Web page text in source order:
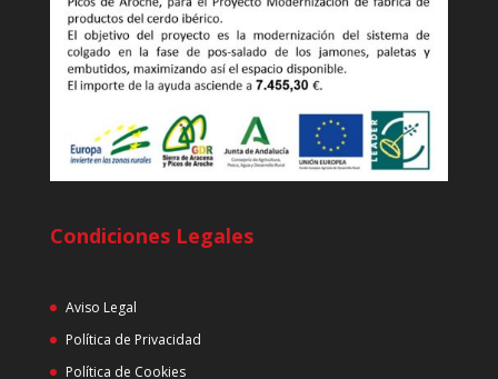
Condiciones Legales
Aviso Legal
Política de Privacidad
Política de Cookies